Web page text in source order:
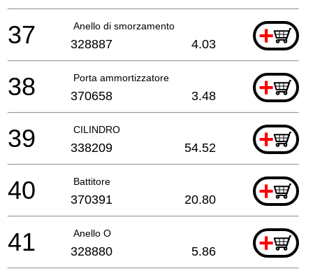
Anello di smorzamento +
37 328887 4.03
Porta ammortizzatore +
38 370658 3.48
CILINDRO +
39 338209 54.52
Battitore +
40 370391 20.80
Anello O +
41 328880 5.86